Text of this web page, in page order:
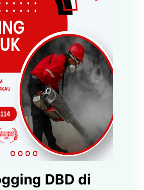
DBD di